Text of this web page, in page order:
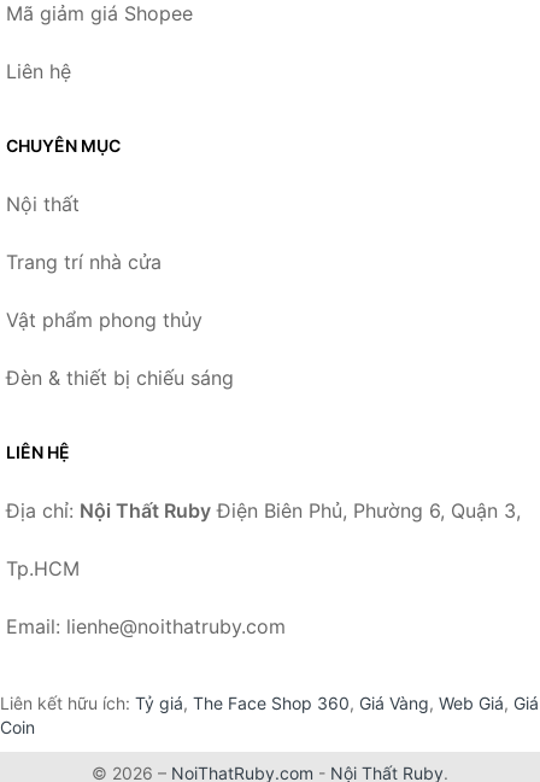
Mã giảm giá Shopee
Liên hệ
CHUYÊN MỤC
Nội thất
Trang trí nhà cửa
Vật phẩm phong thủy
Đèn & thiết bị chiếu sáng
LIÊN HỆ
Địa chỉ: Nội Thất Ruby Điện Biên Phủ, Phường 6, Quận 3,
Tp.HCM
Email: lienhe@noithatruby.com
Liên kết hữu ích: Tỷ giá, The Face Shop 360, Giá Vàng, Web Giá, Giá
Coin
© 2026 – NoiThatRuby.com - Nội Thất Ruby.